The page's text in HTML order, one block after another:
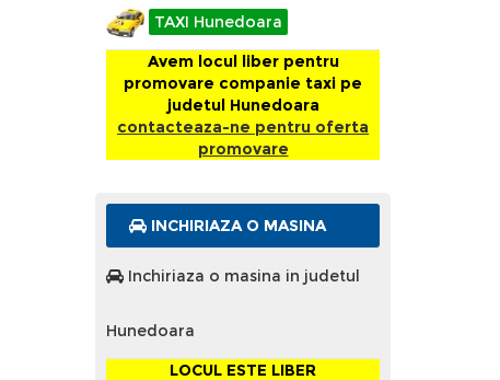
TAXI Hunedoara
Avem locul liber pentru
promovare companie taxi pe
judetul Hunedoara
contacteaza-ne pentru oferta
promovare
INCHIRIAZA O MASINA
Inchiriaza o masina in judetul
Hunedoara
LOCUL ESTE LIBER